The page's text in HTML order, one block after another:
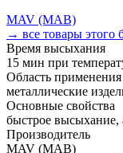
MAV (МАВ)
→ все товары этого
Время высыхания
15 мин при
Область применения
металлические
Основные свойства
быстрое высыхание,
Производитель
MAV (МАВ)